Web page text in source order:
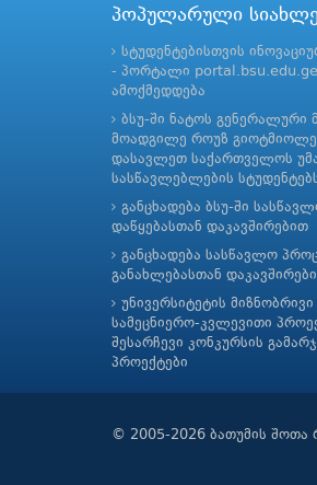
პოპულარული
სტუდენტებისთვის
- პორტალი portal.bsu.edu.ge
ამოქმედდება
ბსუ-ში ნატოს გენერალური
მოადგილე როუზ
დასავლეთ საქართველოს
სასწავლებლების
განცხადება ბსუ-ში
დაწყებასთან დაკავშირებით
განცხადება სასწავლო
განახლებასთან
უნივერსიტეტის მიზნობრივი
სამეცნიერო-კვლევითი
შესარჩევი კონკურსის
პროექტები
© 2005-2026 ბათუმის შოთა